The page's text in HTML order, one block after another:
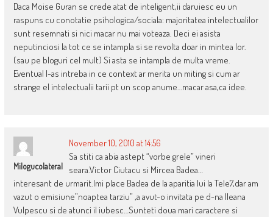
Daca Moise Guran se crede atat de inteligent,ii daruiesc eu un
raspuns cu conotatie psihologica/sociala: majoritatea intelectualilor
sunt resemnati si nici macar nu mai voteaza. Deci ei asista
neputinciosi la tot ce se intampla si se revolta doar in mintea lor.
(sau pe bloguri cel mult) Si asta se intampla de multa vreme.
Eventual l-as intreba in ce context ar merita un miting si cum ar
strange el intelectualii tarii pt un scop anume…macar asa,ca idee.
Milogucolateral
November 10, 2010 at 14:56
Sa stiti ca abia astept “vorbe grele” vineri
seara.Victor Ciutacu si Mircea Badea…
interesant de urmarit.Imi place Badea de la aparitia lui la Tele7,dar am
vazut o emisiune”noaptea tarziu” ,a avut-o invitata pe d-na Ileana
Vulpescu si de atunci il iubesc…Sunteti doua mari caractere si